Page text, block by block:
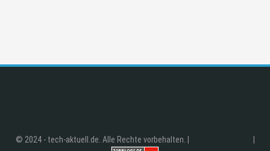
© 2024 - tech-aktuell.de. Alle Rechte vorbehalten. |